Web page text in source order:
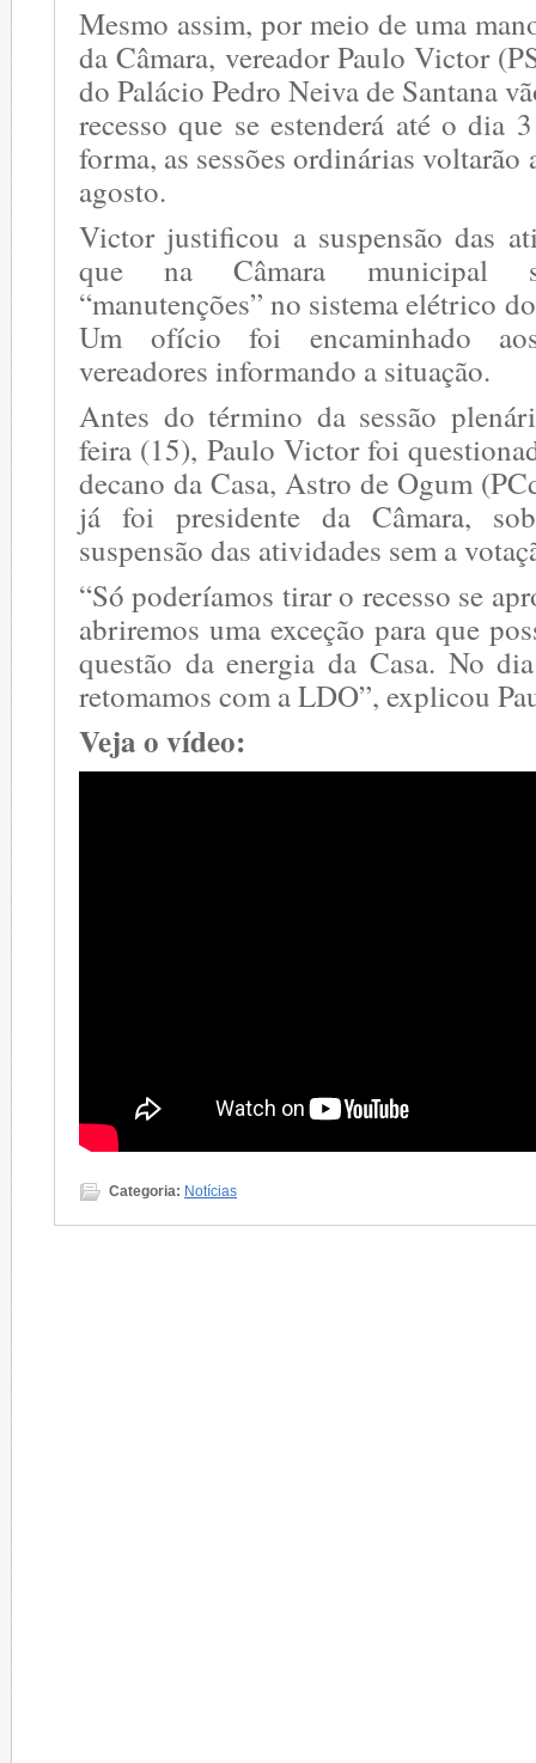
Mesmo assim, por meio de uma
da Câmara, vereador Paulo Victor
do Palácio Pedro Neiva de Santana
recesso que se estenderá até o dia
forma, as sessões ordinárias voltarão
agosto.
Victor justificou a suspensão das
que na Câmara municipal
“manutenções” no sistema elétrico
Um ofício foi encaminhado
vereadores informando a situação.
Antes do término da sessão
feira (15), Paulo Victor foi
decano da Casa, Astro de Ogum
já foi presidente da Câmara,
suspensão das atividades sem a
“Só poderíamos tirar o recesso se
abriremos uma exceção para que
questão da energia da Casa. No
retomamos com a LDO”, explicou
Veja o vídeo:
Categoria: Notícias